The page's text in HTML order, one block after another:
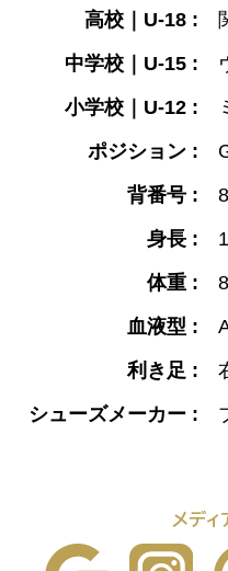
高校｜U-18 :
中学校｜U-15 :
小学校｜U-12 :
ポジション :
背番号 :
身長 :
体重 :
血液型 :
利き足 :
シューズメーカー :
メディ